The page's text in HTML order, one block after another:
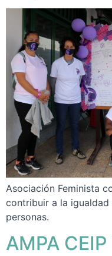
Asociación Feminista
contribuir a la
personas.
AMPA